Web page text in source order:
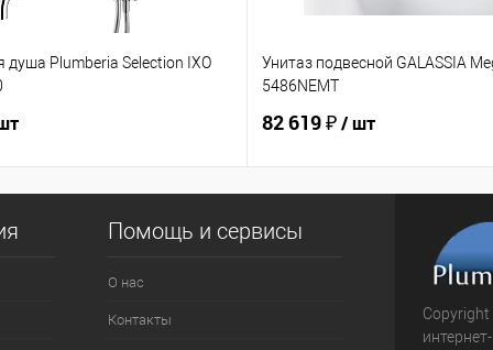
душа Plumberia Selection IXO
Унитаз подвесной GALASSIA
5486NEMT
82 619 ₽/ шт
Помощь и сервисы
О нас
Контакты